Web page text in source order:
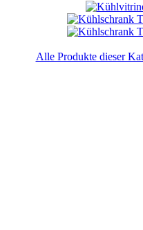
Alle Produkte dieser